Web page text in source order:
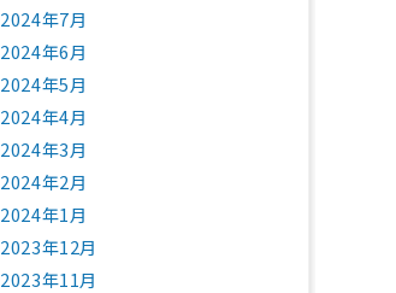
2024年7月
2024年6月
2024年5月
2024年4月
2024年3月
2024年2月
2024年1月
2023年12月
2023年11月